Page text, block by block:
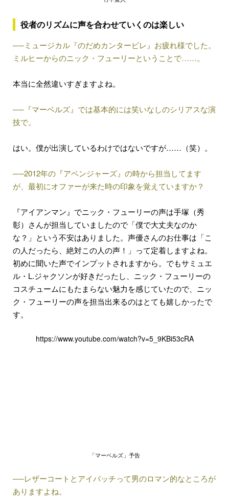
役者のリズムに声を合わせていくのは楽しい
──ミュージカル『のだめカンタービレ』お疲れ様でした。
ミルヒーからのニック・フューリーということで……。
本当に全然違いすぎますよね。
──『マーベルズ』では基本的には笑いなしのシリアスな演
技で。
はい。僕が出演しているわけではないですが……（笑）。
──2012年の『アベンジャーズ』の時から担当してます
が、最初にオファーが来た時の印象を覚えていますか？
『アイアンマン』でニック・フューリーの声は手塚（秀
彰）さんが担当していましたので「僕で大丈夫なのか
な？」という不安はありました。声優さんのお仕事は「こ
の人だったら、絶対この人の声！」って定着しますよね。
初めに聞いた声でインプットされますから。でもサミュエ
ル・L.ジャクソンが好きだったし、ニック・フューリーの
コスチュームにもたまらない魅力を感じていたので、ニッ
ク・フューリーの声を担当出来るのはとても嬉しかったで
す。
https://www.youtube.com/watch?v=5_9KBi53cRA
「マーベルズ」予告
──レザーコートとアイパッチって男のロマン的なところが
ありますよね。